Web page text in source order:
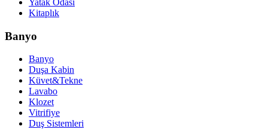
Yatak Odası
Kitaplık
Banyo
Banyo
Duşa Kabin
Küvet&Tekne
Lavabo
Klozet
Vitrifiye
Duş Sistemleri